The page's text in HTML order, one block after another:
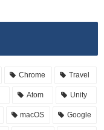
Chrome Travel
Atom Unity
macOS Google